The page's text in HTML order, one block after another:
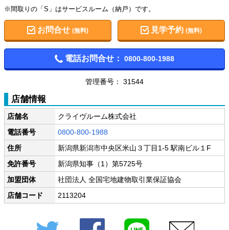
※間取りの「S」はサービスルーム（納戸）です。
お問合せ (無料) 見学予約(無料)
電話お問合せ： 0800-800-1988
管理番号： 31544
店舗情報
店舗名
クライヴルーム株式会社
電話番号
0800-800-1988
住所
新潟県新潟市中央区米山３丁目1-5 駅南ビル１F
免許番号
新潟県知事（1）第5725号
加盟団体
社団法人 全国宅地建物取引業保証協会
店舗コード
2113204
Twitter Facebook